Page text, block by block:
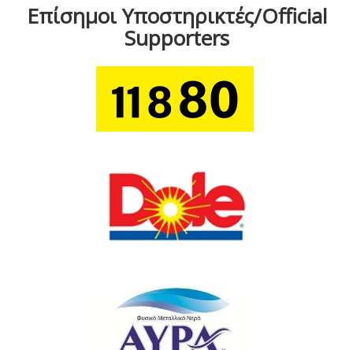
Επίσημοι Υποστηρικτές/Official
Supporters